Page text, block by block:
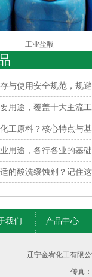
工业盐酸
与使用安全规范，规
用途，覆盖十大主流
工原料？核心特点与
用途，各行各业的基
的酸洗缓蚀剂？记住
我们 产品中心
辽宁金宥化工有限
传真